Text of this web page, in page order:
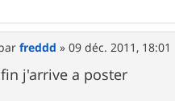
freddd »09 déc. 2011, 18:01
j'arrive a poster